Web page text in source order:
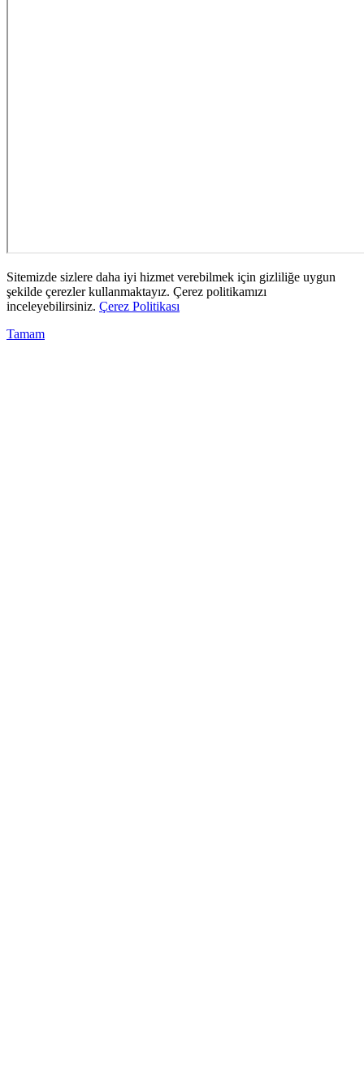
Sitemizde sizlere daha iyi hizmet verebilmek için gizliliğe uygun
şekilde çerezler kullanmaktayız. Çerez politikamızı
inceleyebilirsiniz. Çerez Politikası
Tamam